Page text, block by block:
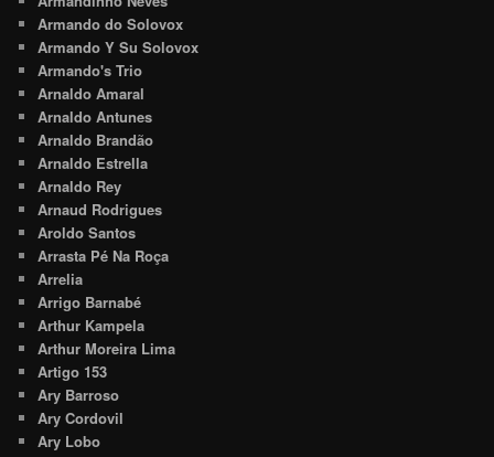
Armando do Solovox
Armando Y Su Solovox
Armando's Trio
Arnaldo Amaral
Arnaldo Antunes
Arnaldo Brandão
Arnaldo Estrella
Arnaldo Rey
Arnaud Rodrigues
Aroldo Santos
Arrasta Pé Na Roça
Arrelia
Arrigo Barnabé
Arthur Kampela
Arthur Moreira Lima
Artigo 153
Ary Barroso
Ary Cordovil
Ary Lobo